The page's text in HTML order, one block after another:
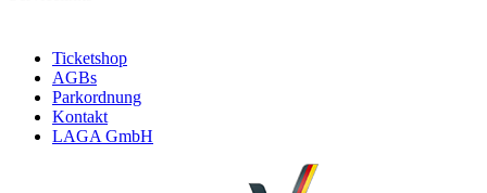
Ticketshop
AGBs
Parkordnung
Kontakt
LAGA GmbH